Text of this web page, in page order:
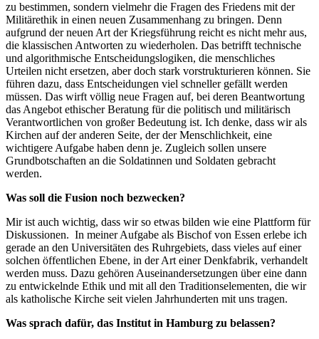
zu bestimmen, sondern vielmehr die Fragen des Friedens mit der
Militärethik in einen neuen Zusammenhang zu bringen. Denn
aufgrund der neuen Art der Kriegsführung reicht es nicht mehr aus,
die klassischen Antworten zu wiederholen. Das betrifft technische
und algorithmische Entscheidungslogiken, die menschliches
Urteilen nicht ersetzen, aber doch stark vorstrukturieren können. Sie
führen dazu, dass Entscheidungen viel schneller gefällt werden
müssen. Das wirft völlig neue Fragen auf, bei deren Beantwortung
das Angebot ethischer Beratung für die politisch und militärisch
Verantwortlichen von großer Bedeutung ist.‎ Ich denke, dass wir als
Kirchen auf der anderen Seite, der der Menschlichkeit, eine
wichtigere Aufgabe haben denn je. Zugleich sollen unsere
Grundbotschaften an die Soldatinnen und Soldaten gebracht
werden.
Was soll die Fusion noch bezwecken?
Mir ist auch wichtig, dass wir so etwas bilden wie eine Plattform für
Diskussionen. In meiner Aufgabe als Bischof von Essen erlebe ich
gerade an den Universitäten des Ruhrgebiets, dass vieles auf einer
solchen öffentlichen Ebene, in der Art einer Denkfabrik, verhandelt
werden muss. Dazu gehören Auseinandersetzungen über eine dann
zu entwickelnde Ethik und mit all den Traditionselementen, die wir
als katholische Kirche seit vielen Jahrhunderten mit uns tragen.
Was sprach dafür, das Institut in Hamburg zu belassen?